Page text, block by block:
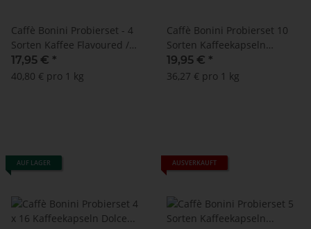
Caffè Bonini Probierset - 4
Sorten Kaffee Flavoured /
aromatisiert - 8 x 10 Kapseln
Nespresso ®* kompatibel
17,95 € *
40,80 € pro 1 kg
Caffè Bonini Probierset 10
Sorten Kaffeekapseln
Nespresso ®*
19,95 € *
36,27 € pro 1 kg
AUF LAGER AUSVERKAUFT